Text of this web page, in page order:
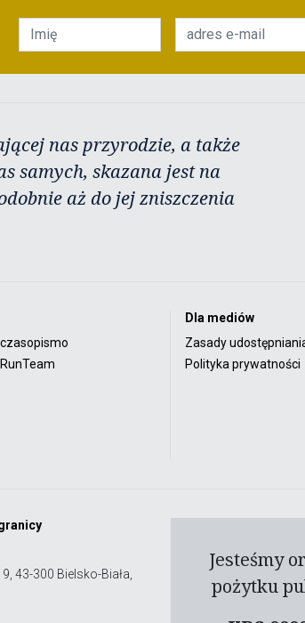
nas przyrodzie, a także
samych, skazana jest na
aż do jej zniszczenia
Dla mediów
Zasady
Polityka prywatności
43-300 Bielsko-Biała,
Jesteśmy
pożytku